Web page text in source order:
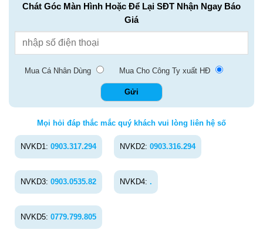
Chát Góc Màn Hình Hoặc Để Lại SĐT Nhận Ngay Báo
Giá
Mua Cá Nhân Dùng Mua Cho Công Ty xuất HĐ
Mọi hỏi đáp thắc mắc quý khách vui lòng liên hệ số
NVKD1: 0903.317.294 NVKD2: 0903.316.294
NVKD3: 0903.0535.82 NVKD4: .
NVKD5: 0779.799.805